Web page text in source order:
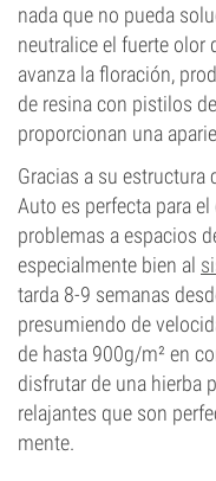
nada que no pueda
neutralice el fuerte olor
avanza la floración,
de resina con pistilos
proporcionan una
Gracias a su estructura
Auto es perfecta para
problemas a espacios
especialmente bien al
tarda 8-9 semanas
presumiendo de
de hasta 900g/m² en
disfrutar de una hierba
relajantes que son
mente.